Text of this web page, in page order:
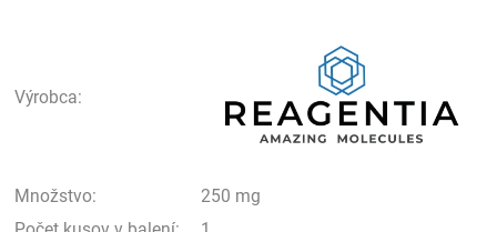
Výrobca:
Množstvo:
250 mg